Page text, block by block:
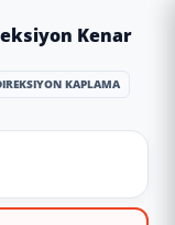
Kenar
KAPLAMA